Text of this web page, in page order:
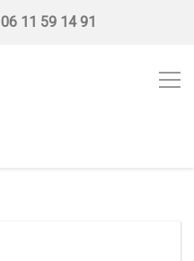
06 11 59 14 91